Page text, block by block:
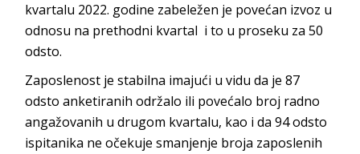
kvartalu 2022. godine zabeležen je povećan izvoz u
odnosu na prethodni kvartal i to u proseku za 50
odsto.
Zaposlenost je stabilna imajući u vidu da je 87
odsto anketiranih održalo ili povećalo broj radno
angažovanih u drugom kvartalu, kao i da 94 odsto
ispitanika ne očekuje smanjenje broja zaposlenih